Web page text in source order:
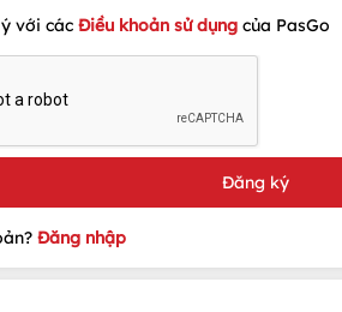
với các Điều khoản sử dụng của PasGo
Đăng nhập